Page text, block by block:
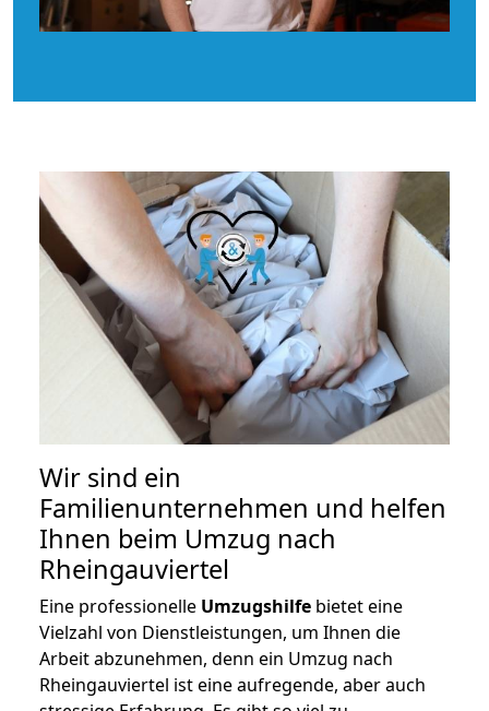
Wir sind ein
Familienunternehmen und helfen
Ihnen beim Umzug nach
Rheingauviertel
Eine professionelle Umzugshilfe bietet eine
Vielzahl von Dienstleistungen, um Ihnen die
Arbeit abzunehmen, denn ein Umzug nach
Rheingauviertel ist eine aufregende, aber auch